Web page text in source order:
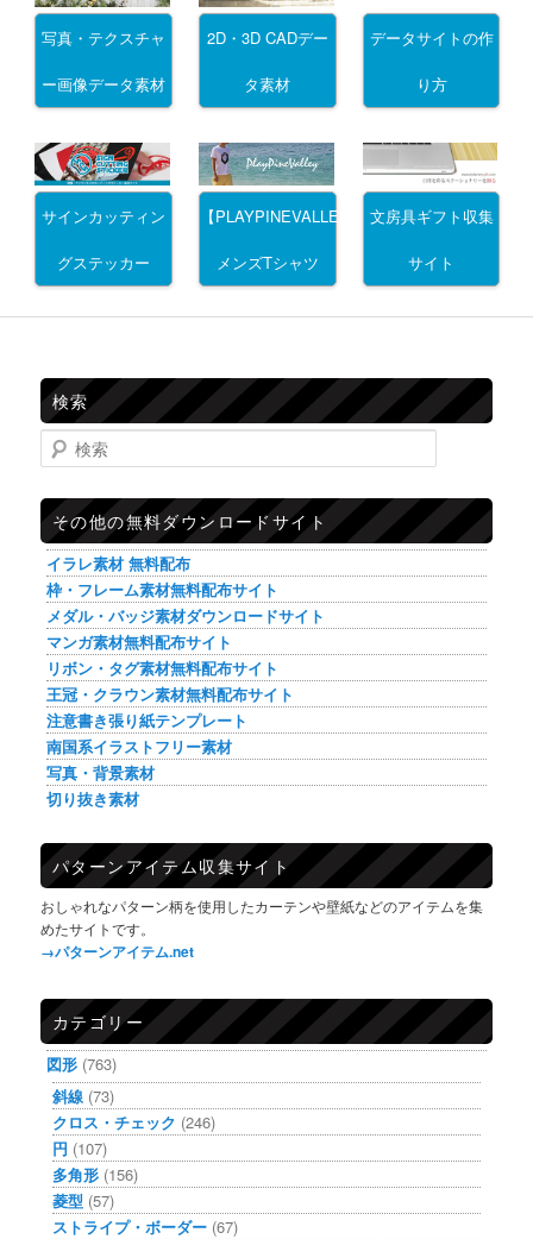
写真・テクスチャ
ー画像データ素材
2D・3D CADデー
タ素材
データサイトの作
り方
サインカッティン
グステッカー
【PLAYPINEVALLEY】
メンズTシャツ
文房具ギフト収集
サイト
検索
検索
その他の無料ダウンロードサイト
イラレ素材 無料配布
枠・フレーム素材無料配布サイト
メダル・バッジ素材ダウンロードサイト
マンガ素材無料配布サイト
リボン・タグ素材無料配布サイト
王冠・クラウン素材無料配布サイト
注意書き張り紙テンプレート
南国系イラストフリー素材
写真・背景素材
切り抜き素材
パターンアイテム収集サイト
おしゃれなパターン柄を使用したカーテンや壁紙などのアイテムを集
めたサイトです。
→パターンアイテム.net
カテゴリー
図形 (763)
斜線 (73)
クロス・チェック (246)
円 (107)
多角形 (156)
菱型 (57)
ストライプ・ボーダー (67)